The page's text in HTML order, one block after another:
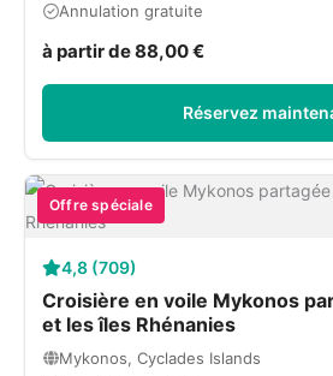
Annulation gratuite
à partir de 88,00 €
Réservez
Offre spéciale
4,8 (709)
Croisière en voile Mykonos
et les îles Rhénanies
Mykonos, Cyclades Islands